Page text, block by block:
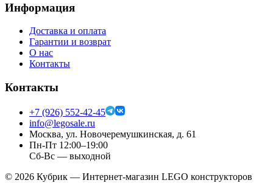
Информация
Доставка и оплата
Гарантии и возврат
О нас
Контакты
Контакты
+7 (926) 552-42-45
info@legosale.ru
Москва, ул. Новочеремушкинская, д. 61
Пн-Пт 12:00–19:00
Сб-Вс — выходной
© 2026 Кубрик — Интернет-магазин LEGO конструкторов